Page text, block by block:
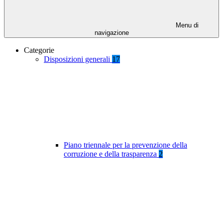
Menu di
navigazione
Categorie
Disposizioni generali 17
Piano triennale per la prevenzione della
corruzione e della trasparenza 2